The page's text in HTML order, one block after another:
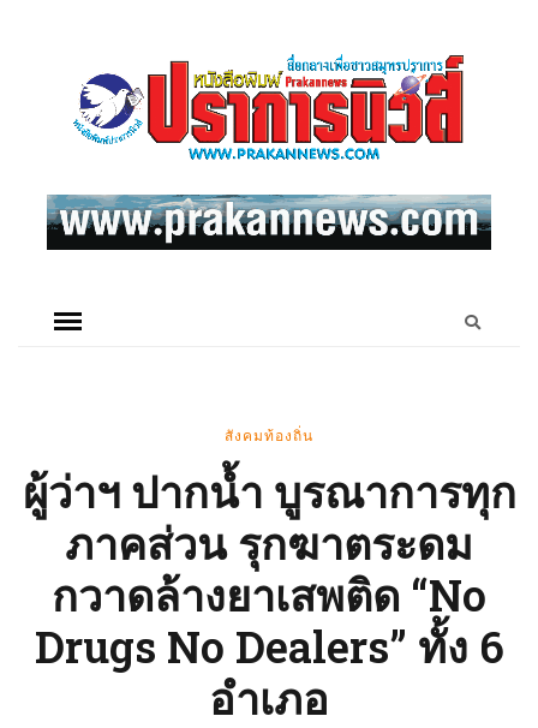
สังคมท้องถิ่น
ผู้ว่าฯ ปากน้ำ บูรณาการทุก
ภาคส่วน รุกฆาตระดม
กวาดล้างยาเสพติด “No
Drugs No Dealers” ทั้ง 6
อำเภอ